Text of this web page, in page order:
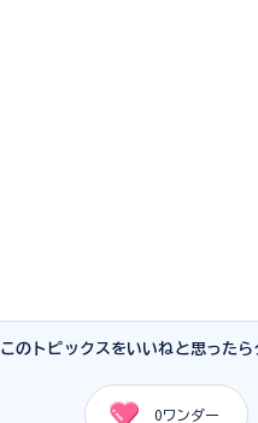
このトピックスをいいねと思ったら
0ワンダー